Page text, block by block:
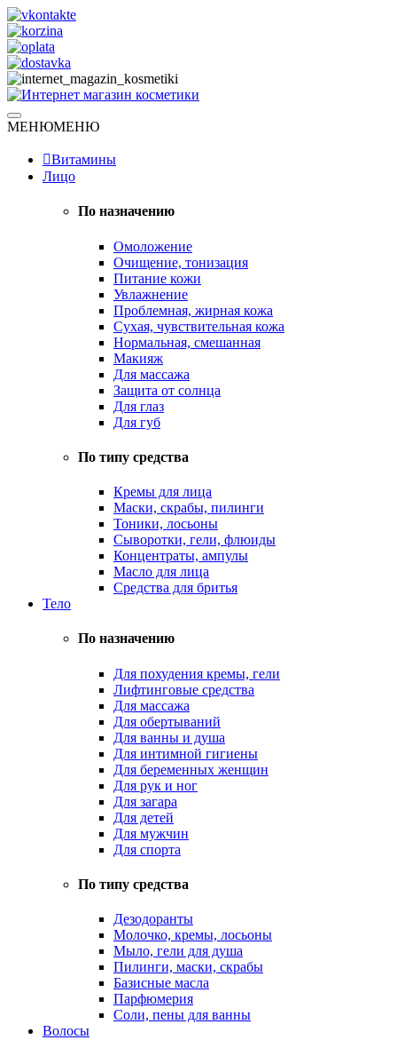
Skip
to
content
Интернет магазин косметики
Натуральная косметика
МЕНЮМЕНЮ
Витамины
Лицо
По назначению
Омоложение
Очищение, тонизация
Питание кожи
Увлажнение
Проблемная, жирная кожа
Сухая, чувствительная кожа
Нормальная, смешанная
Макияж
Для массажа
Защита от солнца
Для глаз
Для губ
По типу средства
Кремы для лица
Маски, скрабы, пилинги
Тоники, лосьоны
Сыворотки, гели, флюиды
Концентраты, ампулы
Масло для лица
Средства для бритья
Тело
По назначению
Для похудения кремы, гели
Лифтинговые средства
Для массажа
Для обертываний
Для ванны и душа
Для интимной гигиены
Для беременных женщин
Для рук и ног
Для загара
Для детей
Для мужчин
Для спорта
По типу средства
Дезодоранты
Молочко, кремы, лосьоны
Мыло, гели для душа
Пилинги, маски, скрабы
Базисные масла
Парфюмерия
Соли, пены для ванны
Волосы